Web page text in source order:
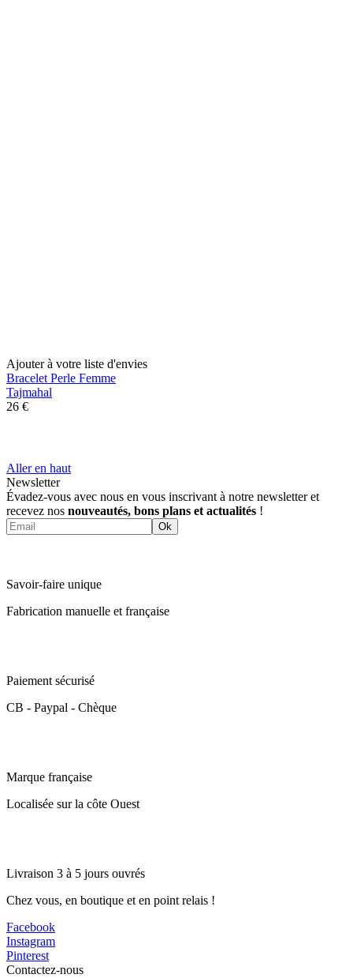
Ajouter à votre liste d'envies
Bracelet Perle Femme
Tajmahal
26 €
Aller en haut
Newsletter
Évadez-vous avec nous en vous inscrivant à notre newsletter et
recevez nos nouveautés, bons plans et actualités !
Ok
Savoir-faire unique
Fabrication manuelle et française
Paiement sécurisé
CB - Paypal - Chèque
Marque française
Localisée sur la côte Ouest
Livraison 3 à 5 jours ouvrés
Chez vous, en boutique et en point relais !
Facebook
Instagram
Pinterest
Contactez-nous